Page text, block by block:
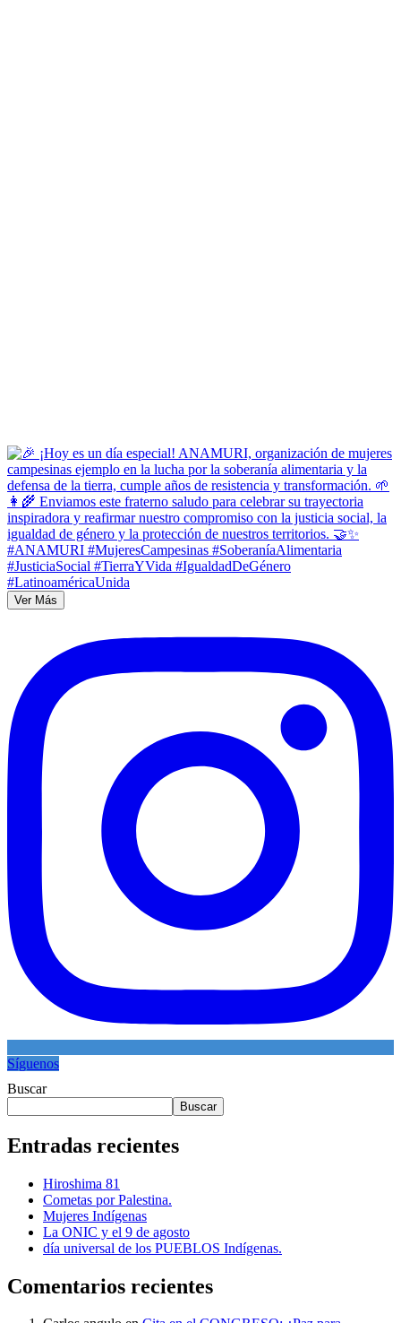
Ver Más
Síguenos
Buscar
Buscar
Entradas recientes
Hiroshima 81
Cometas por Palestina.
Mujeres Indígenas
La ONIC y el 9 de agosto
día universal de los PUEBLOS Indígenas.
Comentarios recientes